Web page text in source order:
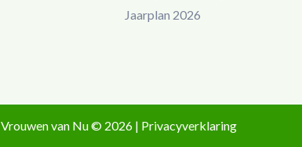
Jaarplan 2026
Vrouwen van Nu © 2026 | Privacyverklaring